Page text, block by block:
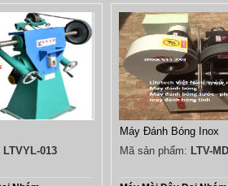
LTVYL-013
Máy Đánh Bóng Inox
Mã sản phẩm: LTV-MD